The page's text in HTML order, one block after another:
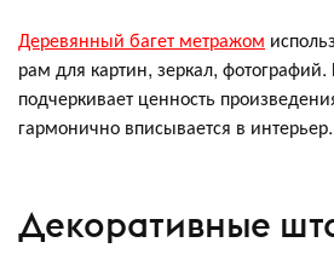
Деревянный багет метражом
рам для картин, зеркал,
подчеркивает ценность
гармонично вписывается в интерьер.
Декоративные